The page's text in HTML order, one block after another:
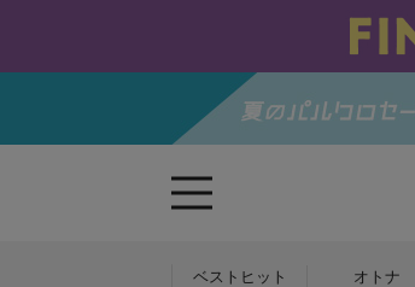
ベストヒット オトナ